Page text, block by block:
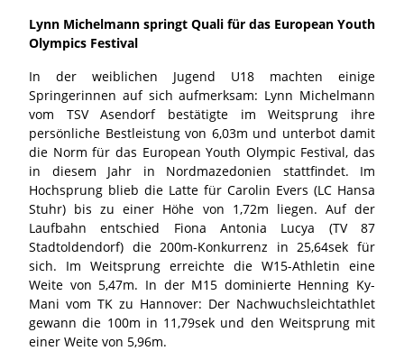
Lynn Michelmann springt Quali für das European Youth
Olympics Festival
In der weiblichen Jugend U18 machten einige
Springerinnen auf sich aufmerksam: Lynn Michelmann
vom TSV Asendorf bestätigte im Weitsprung ihre
persönliche Bestleistung von 6,03m und unterbot damit
die Norm für das European Youth Olympic Festival, das
in diesem Jahr in Nordmazedonien stattfindet. Im
Hochsprung blieb die Latte für Carolin Evers (LC Hansa
Stuhr) bis zu einer Höhe von 1,72m liegen. Auf der
Laufbahn entschied Fiona Antonia Lucya (TV 87
Stadtoldendorf) die 200m-Konkurrenz in 25,64sek für
sich. Im Weitsprung erreichte die W15-Athletin eine
Weite von 5,47m. In der M15 dominierte Henning Ky-
Mani vom TK zu Hannover: Der Nachwuchsleichtathlet
gewann die 100m in 11,79sek und den Weitsprung mit
einer Weite von 5,96m.